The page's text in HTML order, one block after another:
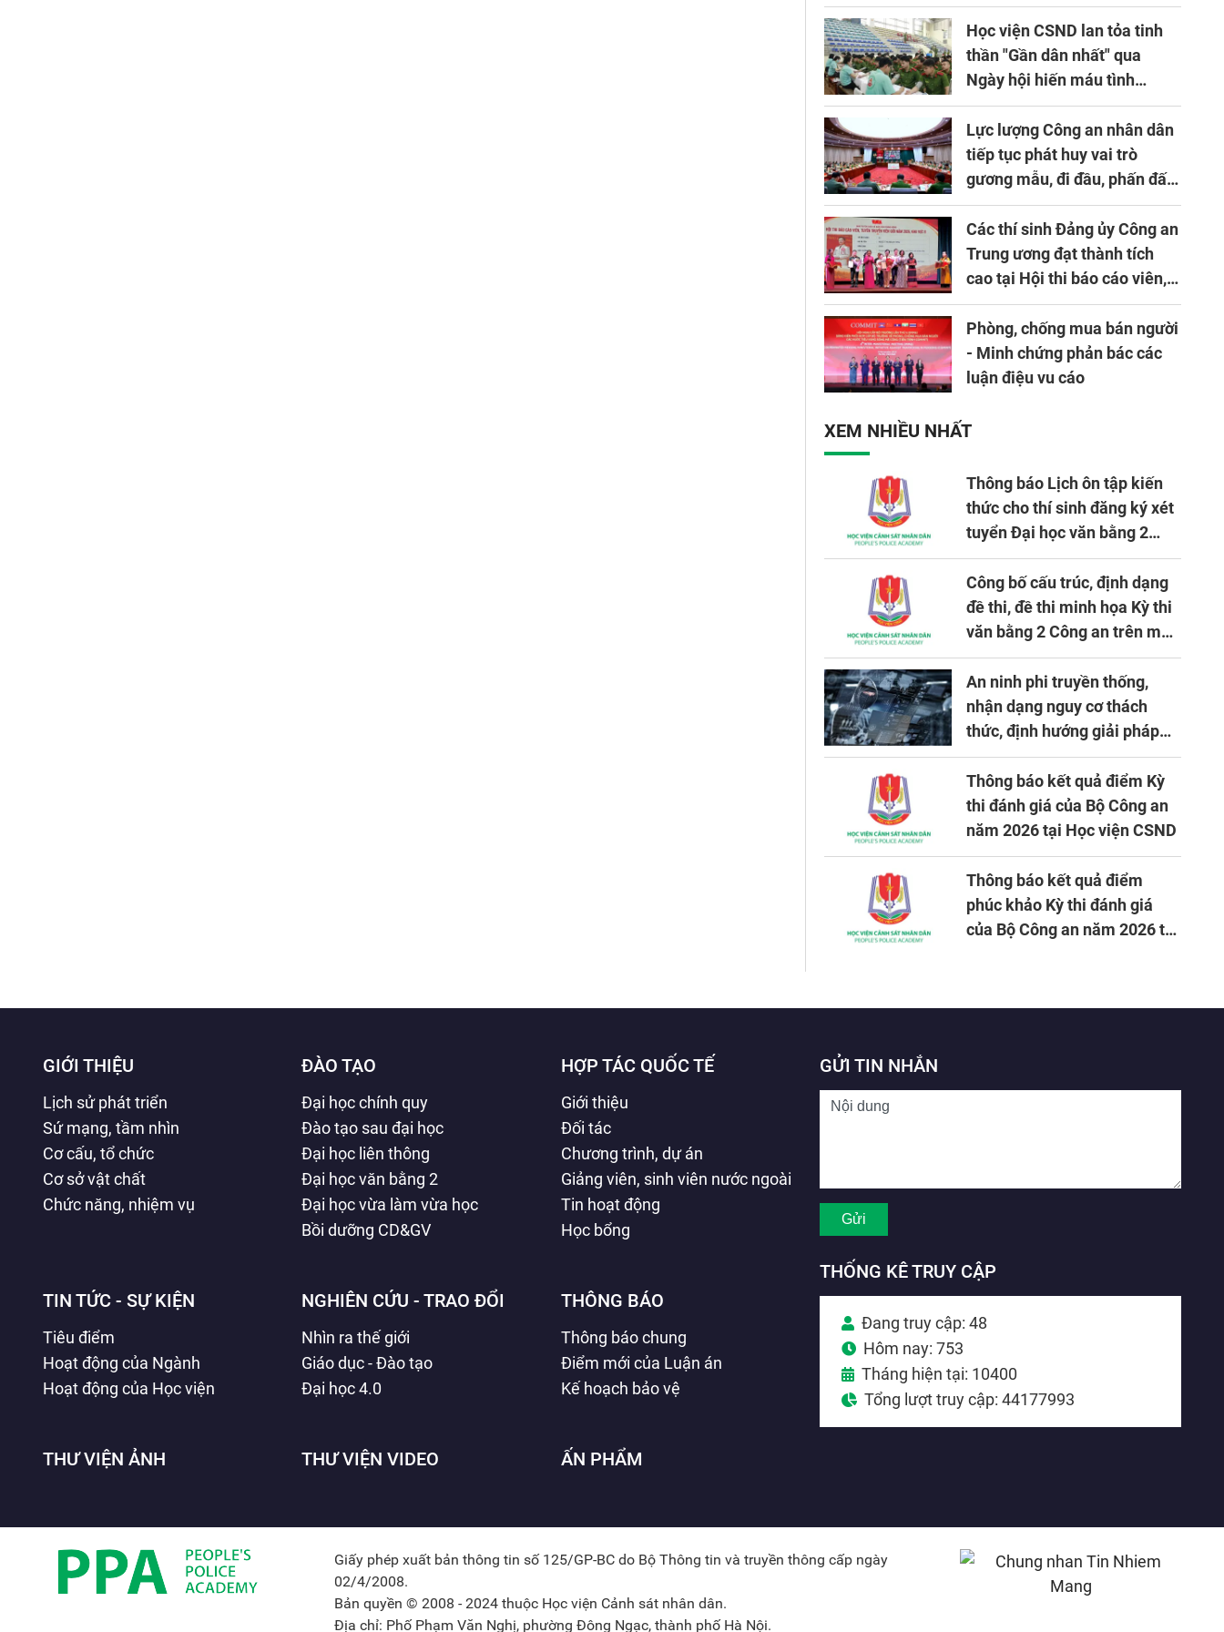
niên lần thứ 10 của Hiệp hội
APTA
Học viện CSND lan tỏa tinh
thần "Gần dân nhất" qua
Ngày hội hiến máu tình
nguyện
Lực lượng Công an nhân dân
tiếp tục phát huy vai trò
gương mẫu, đi đầu, phấn đấu
hoàn thành xuất sắc mọi
nhiệm vụ được giao
Các thí sinh Đảng ủy Công an
Trung ương đạt thành tích
cao tại Hội thi báo cáo viên,
tuyên truyền viên giỏi khu
vực II năm 2026
Phòng, chống mua bán người
- Minh chứng phản bác các
luận điệu vu cáo
XEM NHIỀU NHẤT
Thông báo Lịch ôn tập kiến
thức cho thí sinh đăng ký xét
tuyển Đại học văn bằng 2
tuyển mới, mở tại Học viện
CSND năm học 2026 - 2027
Công bố cấu trúc, định dạng
đề thi, đề thi minh họa Kỳ thi
văn bằng 2 Công an trên máy
tính
An ninh phi truyền thống,
nhận dạng nguy cơ thách
thức, định hướng giải pháp
đảm bảo an ninh quốc gia
trong tình hình hiện nay
Thông báo kết quả điểm Kỳ
thi đánh giá của Bộ Công an
năm 2026 tại Học viện CSND
Thông báo kết quả điểm
phúc khảo Kỳ thi đánh giá
của Bộ Công an năm 2026 tại
GIỚI THIỆU
Lịch sử phát triển
Sứ mạng, tầm nhìn
Cơ cấu, tổ chức
Cơ sở vật chất
Chức năng, nhiệm vụ
ĐÀO TẠO
Đại học chính quy
Đào tạo sau đại học
Đại học liên thông
Đại học văn bằng 2
Đại học vừa làm vừa học
Bồi dưỡng CD&GV
HỢP TÁC QUỐC TẾ
Giới thiệu
Đối tác
Chương trình, dự án
Giảng viên, sinh viên nước ngoài
Tin hoạt động
Học bổng
TIN TỨC - SỰ KIỆN
Tiêu điểm
Hoạt động của Ngành
Hoạt động của Học viện
NGHIÊN CỨU - TRAO ĐỔI
Nhìn ra thế giới
Giáo dục - Đào tạo
Đại học 4.0
THÔNG BÁO
Thông báo chung
Điểm mới của Luận án
Kế hoạch bảo vệ
THƯ VIỆN ẢNH THƯ VIỆN VIDEO ẤN PHẨM
GỬI TIN NHẮN
THỐNG KÊ TRUY CẬP
Đang truy cập: 48
Hôm nay: 753
Tháng hiện tại: 10400
Tổng lượt truy cập: 44177993
Giấy phép xuất bản thông tin số 125/GP-BC do Bộ Thông tin và truyền thông cấp ngày
02/4/2008.
Bản quyền © 2008 - 2024 thuộc Học viện Cảnh sát nhân dân.
Địa chỉ: Phố Phạm Văn Nghị, phường Đông Ngạc, thành phố Hà Nội.